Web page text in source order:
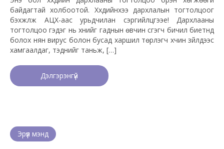
байдагтай холбоотой. Хүүхдийнхээ дархлалын тогтолцоог
бэхжүүлж АЦХ-аас урьдчилан сэргийлцгээе! Дархлааны
тогтолцоо гэдэг нь хүнийг гаднын өвчин үүсгэгч бичил биетнүүд
болох нян вирус болон бусад харшил төрүүлэгч хүчин зүйлүүдээс
хамгаалдаг, тэднийг таньж, […]
Дэлгэрэнгүй
Эрүүл мэнд